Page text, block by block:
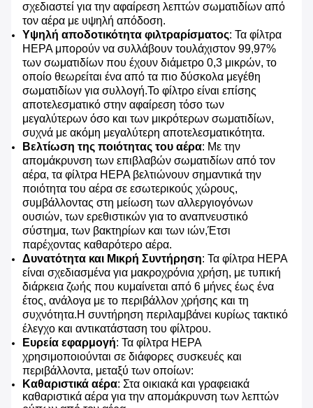
σχεδιαστεί για την αφαίρεση λεπτών σωματιδίων από
τον αέρα με υψηλή απόδοση.
Υψηλή αποδοτικότητα φιλτραρίσματος: Τα φίλτρα
HEPA μπορούν να συλλάβουν τουλάχιστον 99,97%
των σωματιδίων που έχουν διάμετρο 0,3 μικρών, το
οποίο θεωρείται ένα από τα πιο δύσκολα μεγέθη
σωματιδίων για συλλογή.Το φίλτρο είναι επίσης
αποτελεσματικό στην αφαίρεση τόσο των
μεγαλύτερων όσο και των μικρότερων σωματιδίων,
συχνά με ακόμη μεγαλύτερη αποτελεσματικότητα.
Βελτίωση της ποιότητας του αέρα: Με την
απομάκρυνση των επιβλαβών σωματιδίων από τον
αέρα, τα φίλτρα HEPA βελτιώνουν σημαντικά την
ποιότητα του αέρα σε εσωτερικούς χώρους,
συμβάλλοντας στη μείωση των αλλεργιογόνων
ουσιών, των ερεθιστικών για το αναπνευστικό
σύστημα, των βακτηρίων και των ιών,Έτσι
παρέχοντας καθαρότερο αέρα.
Δυνατότητα και Μικρή Συντήρηση: Τα φίλτρα HEPA
είναι σχεδιασμένα για μακροχρόνια χρήση, με τυπική
διάρκεια ζωής που κυμαίνεται από 6 μήνες έως ένα
έτος, ανάλογα με το περιβάλλον χρήσης και τη
συχνότητα.Η συντήρηση περιλαμβάνει κυρίως τακτικό
έλεγχο και αντικατάσταση του φίλτρου.
Ευρεία εφαρμογή: Τα φίλτρα HEPA
χρησιμοποιούνται σε διάφορες συσκευές και
περιβάλλοντα, μεταξύ των οποίων:
Καθαριστικά αέρα: Στα οικιακά και γραφειακά
καθαριστικά αέρα για την απομάκρυνση των λεπτών